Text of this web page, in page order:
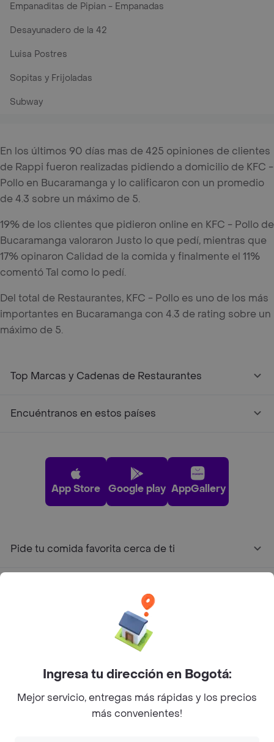
Empanaditas de Pipian - Empanadas
Desayunadero de la 42
Luisa Postres
Sopitas y Frijoladas
Subway
En los últimos 90 días mas de 425 opiniones de clientes
de Rappi fueron realizadas pidiendo a domicilio de KFC -
Pollo en Bucaramanga y lo calificaron con un promedio
de 4.3 sobre un máximo de 5.
19% de los clientes que pidieron online en KFC - Pollo de
Bucaramanga valoraron Justo lo que pedí, mientras que
17% opinaron Calidad de la comida y finalmente el 11%
comentó Tal como lo pedí.
Del total de Restaurantes, KFC - Pollo es uno de los más
importantes en Bucaramanga con 4.3 de rating sobre un
máximo de 5.
Top Marcas y Cadenas de Restaurantes
Encuéntranos en estos países
App Store Google play AppGallery
Pide tu comida favorita cerca de ti
Facebook
Twitter
Instagram
Ingresa tu dirección en Bogotá:
Mejor servicio, entregas más rápidas y los precios
más convenientes!